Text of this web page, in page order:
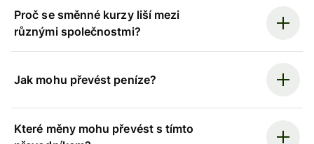
Proč se směnné kurzy liší mezi
různými společnostmi?
Jak mohu převést peníze?
Které měny mohu převést s tímto